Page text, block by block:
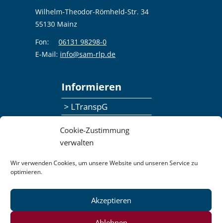
Cookie-Zustimmung
verwalten
Wir verwenden Cookies, um unsere Website und unseren Service zu
optimieren.
Akzeptieren
Wilhelm-Theodor-Römheld-Str. 34
55130 Mainz
Fon:
06131 98298-0
E-Mail: info@sam-rlp.de
Informieren
> LTranspG
> Publikationen
Datenschutzerklärung
Impressum
Pressemitteilungen